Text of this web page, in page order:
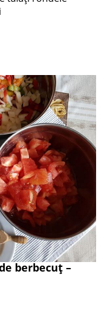
berbecuț –